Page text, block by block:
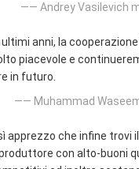
—— Andrey Vasilevich
ultimi anni, la cooperazione
piacevole e
in futuro.
—— Muhammad
apprezzo che infine trovi il
con alto-buoni